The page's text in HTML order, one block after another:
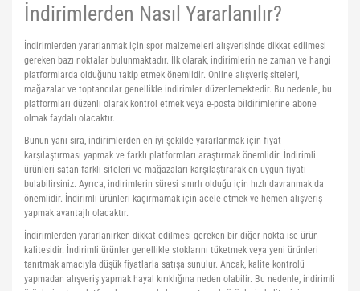
İndirimlerden Nasıl Yararlanılır?
İndirimlerden yararlanmak için spor malzemeleri alışverişinde dikkat edilmesi
gereken bazı noktalar bulunmaktadır. İlk olarak, indirimlerin ne zaman ve hangi
platformlarda olduğunu takip etmek önemlidir. Online alışveriş siteleri,
mağazalar ve toptancılar genellikle indirimler düzenlemektedir. Bu nedenle, bu
platformları düzenli olarak kontrol etmek veya e-posta bildirimlerine abone
olmak faydalı olacaktır.
Bunun yanı sıra, indirimlerden en iyi şekilde yararlanmak için fiyat
karşılaştırması yapmak ve farklı platformları araştırmak önemlidir. İndirimli
ürünleri satan farklı siteleri ve mağazaları karşılaştırarak en uygun fiyatı
bulabilirsiniz. Ayrıca, indirimlerin süresi sınırlı olduğu için hızlı davranmak da
önemlidir. İndirimli ürünleri kaçırmamak için acele etmek ve hemen alışveriş
yapmak avantajlı olacaktır.
İndirimlerden yararlanırken dikkat edilmesi gereken bir diğer nokta ise ürün
kalitesidir. İndirimli ürünler genellikle stoklarını tüketmek veya yeni ürünleri
tanıtmak amacıyla düşük fiyatlarla satışa sunulur. Ancak, kalite kontrolü
yapmadan alışveriş yapmak hayal kırıklığına neden olabilir. Bu nedenle, indirimli